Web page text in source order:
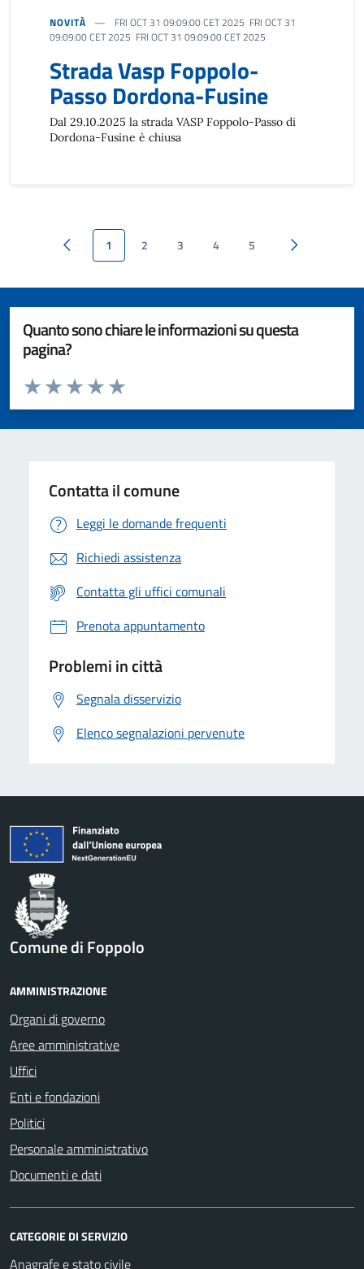
NOVITÀ
FRI OCT 31 09:09:00 CET 2025 FRI OCT 31
09:09:00 CET 2025 FRI OCT 31 09:09:00 CET 2025
Strada Vasp Foppolo-
Passo Dordona-Fusine
Dal 29.10.2025 la strada VASP Foppolo-Passo di
Dordona-Fusine è chiusa
Pagina precedente
1 2 3 4 5 Pagina
Quanto sono chiare le informazioni su questa
pagina?
Valuta da 1 a 5 stelle la pagina
Valuta 5 stelle su 5
Valuta 4 stelle su 5
Valuta 3 stelle su 5
Valuta 2 stelle su 5
Valuta 1 stelle su 5
Contatta il comune
Leggi le domande frequenti
Richiedi assistenza
Contatta gli uffici comunali
Prenota appuntamento
Problemi in città
Segnala disservizio
Elenco segnalazioni pervenute
Comune di Foppolo
AMMINISTRAZIONE
Organi di governo
Aree amministrative
Uffici
Enti e fondazioni
Politici
Personale amministrativo
Documenti e dati
CATEGORIE DI SERVIZIO
Anagrafe e stato civile